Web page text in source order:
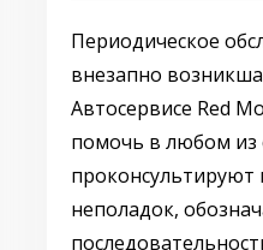
Периодическое
внезапно
Автосервисе Red
помочь в любом из
неполадок,